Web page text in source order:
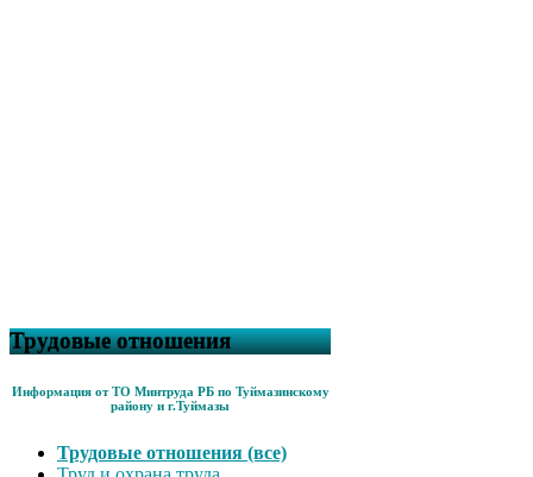
Трудовые отношения
Информация от ТО Минтруда РБ по Туймазинскому
району и г.Туймазы
Трудовые отношения (все)